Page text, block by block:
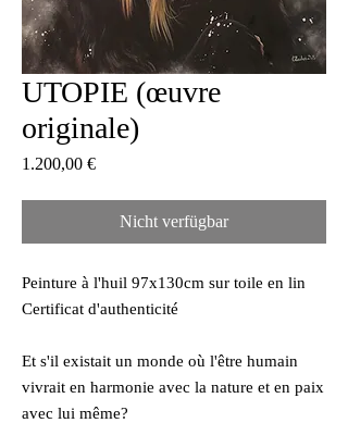
UTOPIE (œuvre
originale)
1.200,00 €Preis
Nicht verfügbar
Peinture à l'huil 97x130cm sur toile en lin
Certificat d'authenticité
Et s'il existait un monde où l'être humain
vivrait en harmonie avec la nature et en paix
avec lui même?